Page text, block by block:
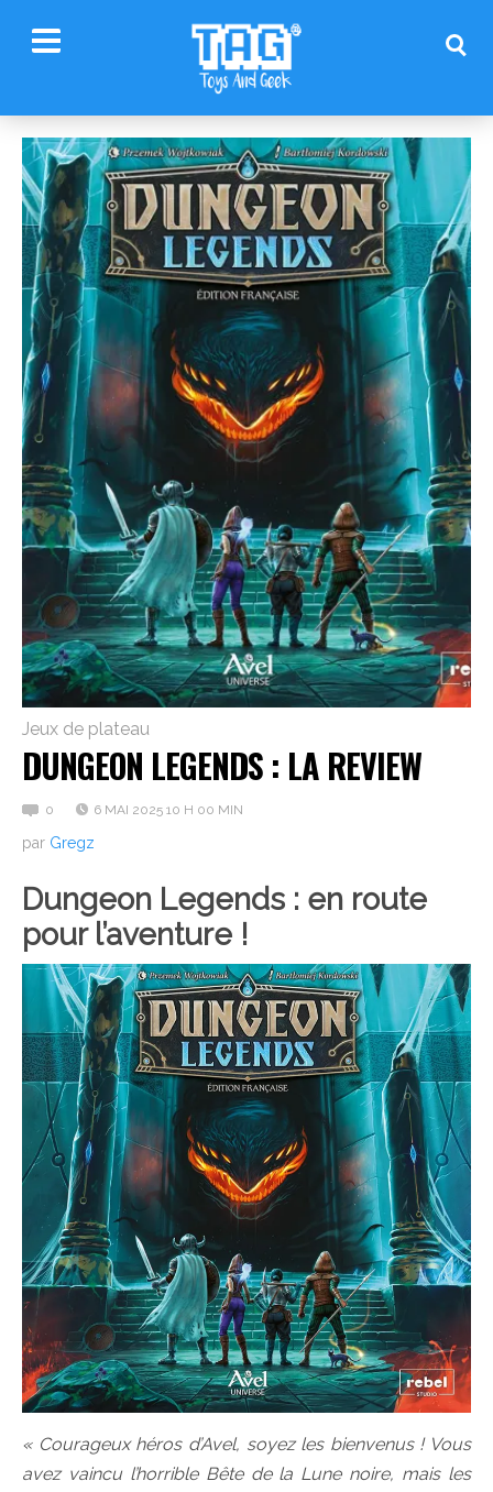
Jeux de plateau
DUNGEON LEGENDS : LA REVIEW
0 6 MAI 2025 10 H 00 MIN
par Gregz
Dungeon Legends : en route
pour l’aventure !
« Courageux héros d’Avel, soyez les bienvenus ! Vous
avez vaincu l’horrible Bête de la Lune noire, mais les